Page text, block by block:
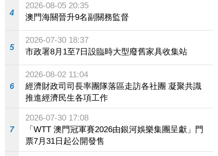
4
2026-08-05 20:35
澳門海關晉升9名副關務監督
5
2026-07-30 18:37
市政署8月1至7日設臨時大型廢舊家具收集站
6
2026-08-02 11:04
經濟財政司司長率團隊落區走訪各社團 凝聚共識
推進經濟民生各項工作
7
2026-07-30 17:08
「WTT 澳門冠軍賽2026由銀河娛樂集團呈獻」門
票7月31日起公開發售